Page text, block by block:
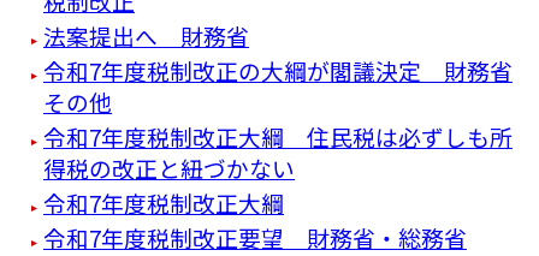
法案提出へ 財務省
令和7年度税制改正の大綱が閣議決定 財務省
その他
令和7年度税制改正大綱 住民税は必ずしも所
得税の改正と紐づかない
令和7年度税制改正大綱
令和7年度税制改正要望 財務省・総務省